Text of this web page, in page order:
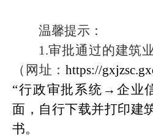
温馨提示：
1.审批通过的建筑
（网址：https://
“行政审批系统 → 企业
面，自行下载并打印建
书。